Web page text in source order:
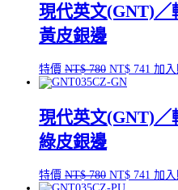
格：
格：
現代英文(GNT)／
黃皮銀邊
特價 NT$780 原
始
格：
NT$ 741 目
格：
加
現代英文(GNT)／
綠皮銀邊
特價 NT$780 原
NT$ 741 目
加